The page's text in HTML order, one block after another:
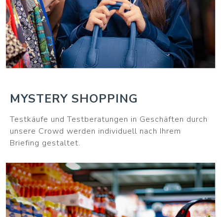
MYSTERY SHOPPING
Testkäufe und Testberatungen in Geschäften durch
unsere Crowd werden individuell nach Ihrem
Briefing gestaltet.